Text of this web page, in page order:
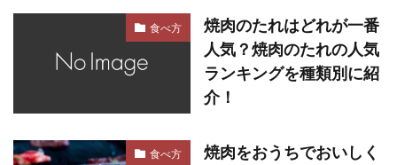
食べ方
焼肉のたれはどれが一番
人気？焼肉のたれの人気
ランキングを種類別に紹
介！
食べ方
焼肉をおうちでおいしく